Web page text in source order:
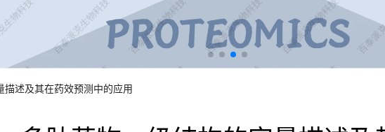
描述及其在药效预测中的应用